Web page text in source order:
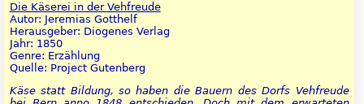
Die Käserei in der Vehfreude
Autor: Jeremias Gotthelf
Herausgeber: Diogenes Verlag
Jahr: 1850
Genre: Erzählung
Quelle: Project Gutenberg
Käse statt Bildung, so haben die Bauern des Dorfs Vehfreude